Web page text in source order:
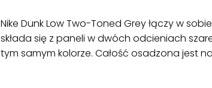
Nike Dunk Low Two-Toned Grey łączy w
składa się z paneli w dwóch odcieniach
tym samym kolorze. Całość osadzona jest